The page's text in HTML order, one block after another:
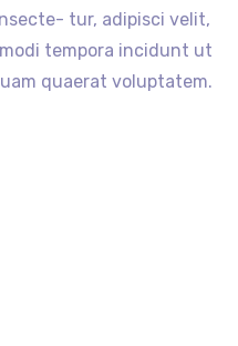
tur, adipisci velit,
tempora incidunt ut
quaerat voluptatem.